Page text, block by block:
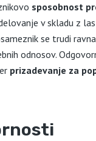
sposobnost
v skladu z
se trudi
odnosov.
prizadevanje za